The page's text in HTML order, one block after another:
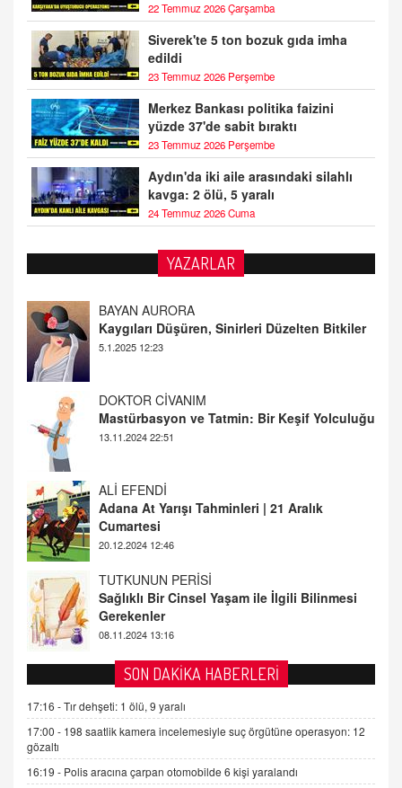
22 Temmuz 2026 Çarşamba
Siverek'te 5 ton bozuk gıda imha
edildi
23 Temmuz 2026 Perşembe
Merkez Bankası politika faizini
yüzde 37'de sabit bıraktı
23 Temmuz 2026 Perşembe
Aydın'da iki aile arasındaki silahlı
kavga: 2 ölü, 5 yaralı
24 Temmuz 2026 Cuma
YAZARLAR
BAYAN AURORA
5.1.2025 12:23
DOKTOR CİVANIM
13.11.2024 22:51
ALİ EFENDİ
Cumartesi
20.12.2024 12:46
TUTKUNUN PERİSİ
Sağlıklı Bir Cinsel Yaşam ile İlgili Bilinmesi
Gerekenler
08.11.2024 13:16
FARUK ÖNALAN
Tezkere Onaylanmasaydı…
2 Kasım 2021 Salı 00:11
AV. DOĞAN CAN DOĞAN
Kişisel verilerin korunması ve dijital hukukun
15.09.2025 16:17
SON DAKİKA HABERLERİ
17:16 -Tır dehşeti: 1 ölü, 9 yaralı
17:00 - 198 saatlik kamera incelemesiyle suç örgütüne operasyon: 12
gözaltı
16:19 - Polis aracına çarpan otomobilde 6 kişi yaralandı